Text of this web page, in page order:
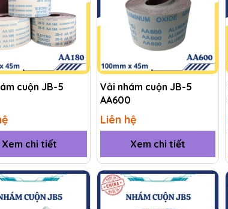
cuộn JB-5
Xem chi tiết
Vải nhám cuộn JB-5
AA600
Liên hệ
Xem chi tiết